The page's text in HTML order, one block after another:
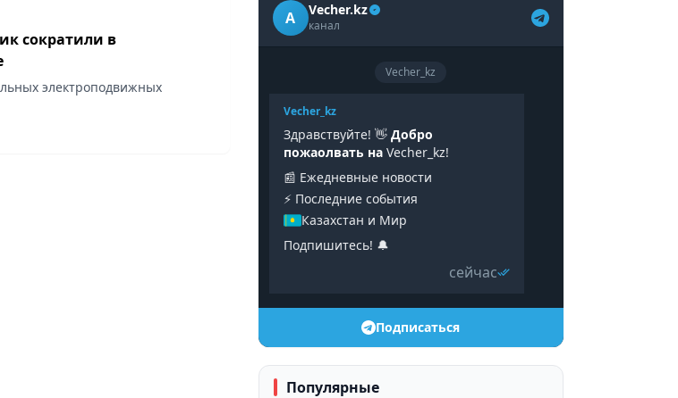
сократили в
электроподвижных
A Vecher.kz
канал
Vecher_kz
Vecher_kz
Здравствуйте! 👋 Добро
пожаолвать наVecher_kz!
📰 Ежедневные новости
⚡️ Последние события
Казахстан и Мир
Подпишитесь! 🔔
сейчас
Подписаться
Популярные